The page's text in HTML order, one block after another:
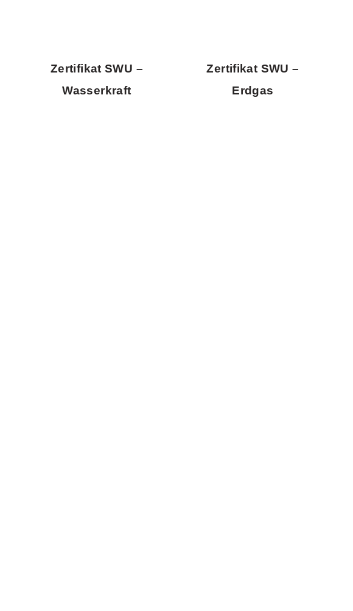
Zertifikat SWU –
Wasserkraft
Zertifikat SWU –
Erdgas